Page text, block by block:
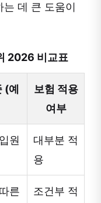
데 큰 도움이
2026 비교표
(예
보험 적용
여부
원
대부분 적
용
른 조건부 적